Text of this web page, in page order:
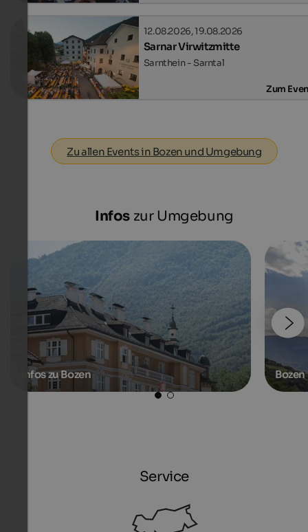
12.08.2026, 19.08.2026
Sarnar Virwitzmitte
Sarnthein - Sarntal
Zum
Zu allen Events in Bozen und Umgebung
Infos zur Umgebung
Infos zu Bozen
Service